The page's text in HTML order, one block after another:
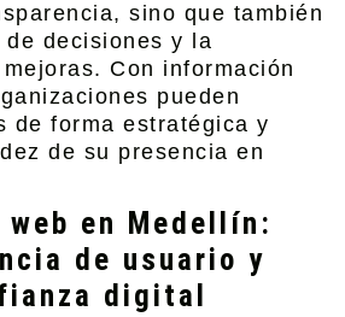
sino que también
decisiones y la
Con información
pueden
de forma estratégica y
de su presencia en
web en Medellín:
de usuario y
digital